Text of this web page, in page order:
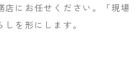
にお任せください。「現場
を形にします。